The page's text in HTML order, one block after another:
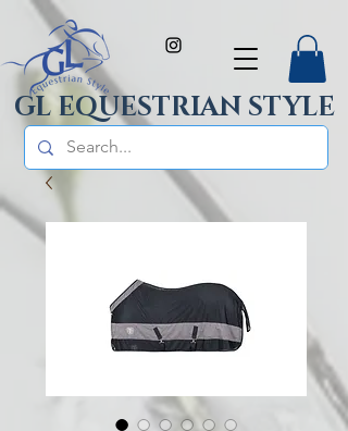
GL EQUESTRIAN STYLE